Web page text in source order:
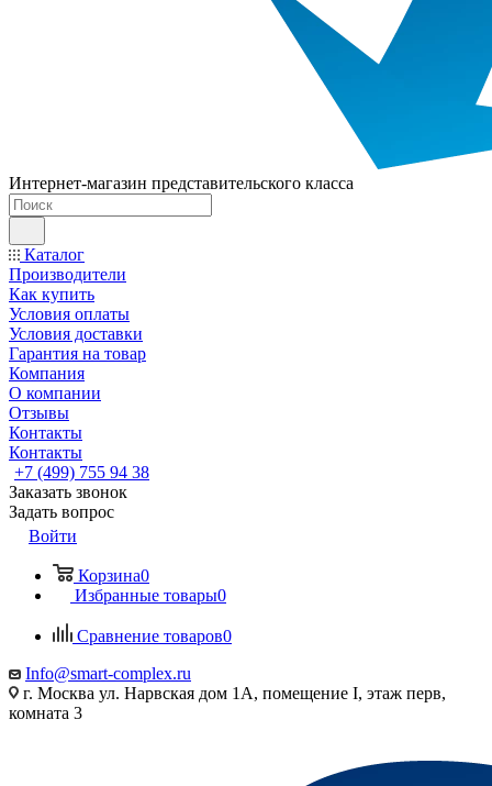
Интернет-магазин представительского класса
Каталог
Производители
Как купить
Условия оплаты
Условия доставки
Гарантия на товар
Компания
О компании
Отзывы
Контакты
Контакты
+7 (499) 755 94 38
Заказать звонок
Задать вопрос
Войти
Корзина0
Избранные товары0
Сравнение товаров0
Info@smart-complex.ru
г. Москва ул. Нарвская дом 1А, помещение I, этаж перв,
комната 3